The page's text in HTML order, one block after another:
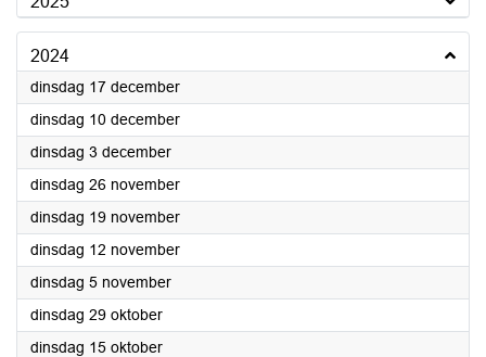
2024
dinsdag 17 december2024
dinsdag 10 december2024
dinsdag 3 december2024
dinsdag 26 november2024
dinsdag 19 november2024
dinsdag 12 november2024
dinsdag 5 november2024
dinsdag 29 oktober2024
dinsdag 15 oktober2024